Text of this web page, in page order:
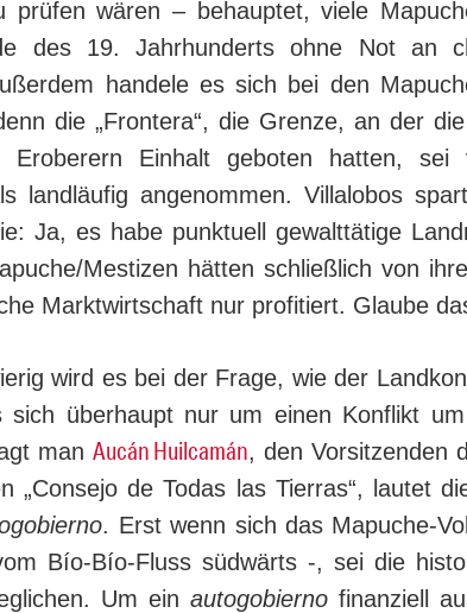
prüfen wären – behauptet, viele
des 19. Jahrhunderts ohne Not an
handele es sich bei den
die „Frontera“, die Grenze, an der
Eroberern Einhalt geboten hatten, sei
land­läu­fig angenommen. Villalobos
Ja, es habe punktuell gewalttätige
Mestizen hätten schließlich von
Marktwirtschaft nur profitiert. Glaube
wird es bei der Frage, wie der
sich überhaupt nur um einen Konflikt
man Aucán Huilcamán, den Vorsitzenden
„Consejo de Todas las Tierras“, lautet
. Erst wenn sich das Mapuche-
Bío-Bío-Fluss südwärts -, sei die
Um ein autogobierno finanziell